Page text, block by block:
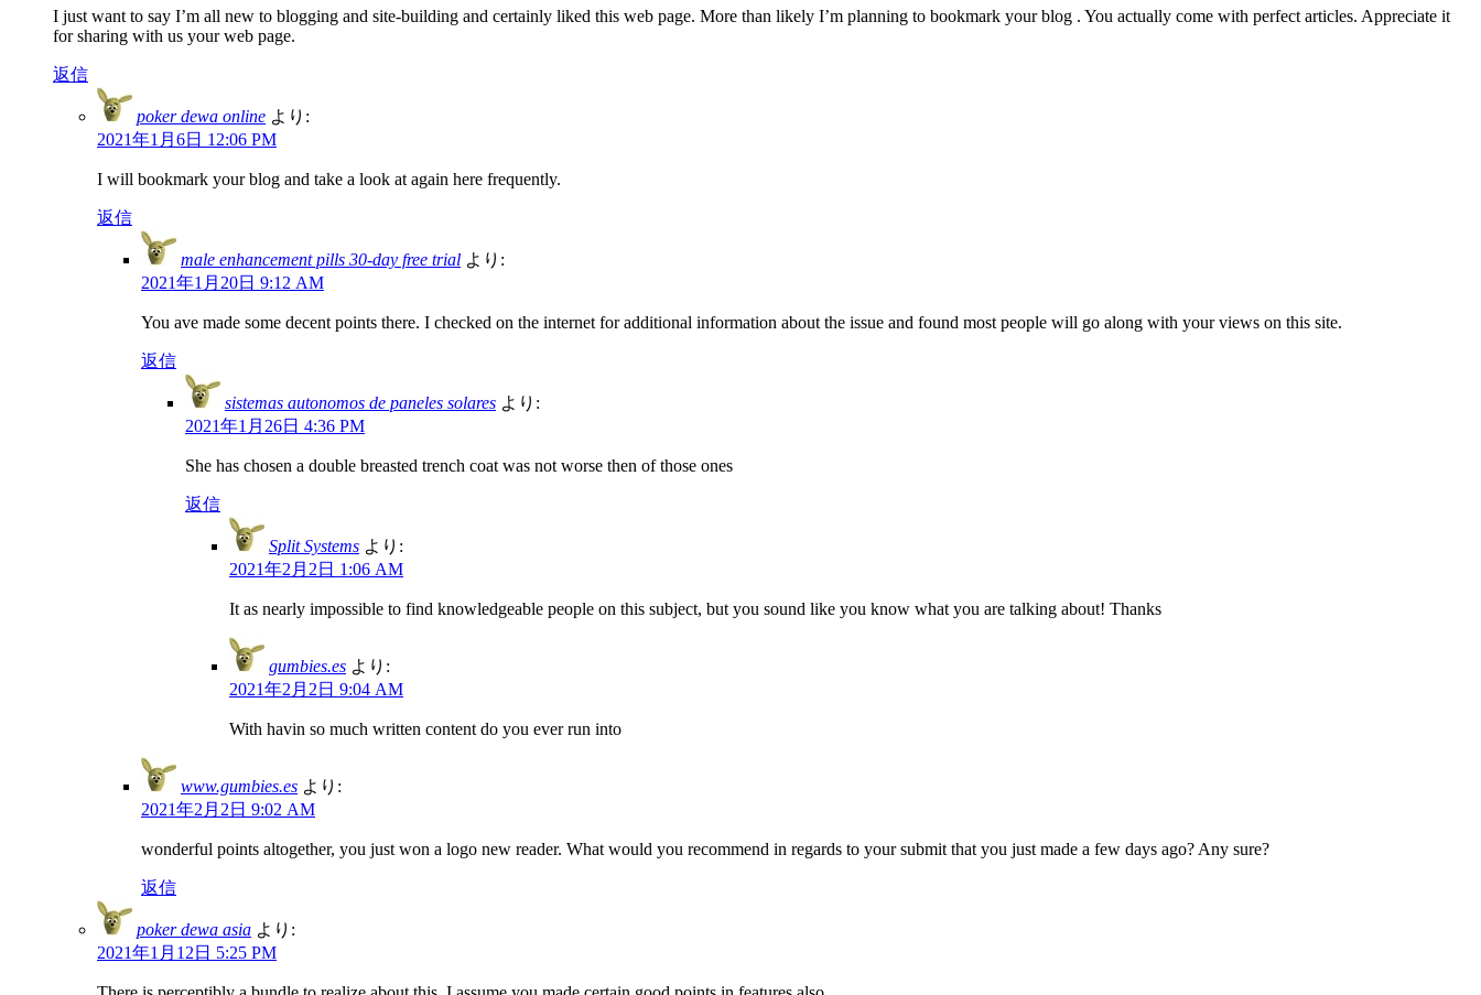
I just want to say I’m all new to blogging and site-building and certainly liked this web page. More than likely I’m planning to bookmark your blog . You actually come with perfect articles. Appreciate it
for sharing with us your web page.
返信
poker dewa online より:
2021年1月6日 12:06 PM
I will bookmark your blog and take a look at again here frequently.
返信
male enhancement pills 30-day free trial より:
2021年1月20日 9:12 AM
You ave made some decent points there. I checked on the internet for additional information about the issue and found most people will go along with your views on this site.
返信
sistemas autonomos de paneles solares より:
2021年1月26日 4:36 PM
She has chosen a double breasted trench coat was not worse then of those ones
返信
Split Systems より:
2021年2月2日 1:06 AM
It as nearly impossible to find knowledgeable people on this subject, but you sound like you know what you are talking about! Thanks
gumbies.es より:
2021年2月2日 9:04 AM
With havin so much written content do you ever run into
www.gumbies.es より:
2021年2月2日 9:02 AM
wonderful points altogether, you just won a logo new reader. What would you recommend in regards to your submit that you just made a few days ago? Any sure?
返信
poker dewa asia より:
2021年1月12日 5:25 PM